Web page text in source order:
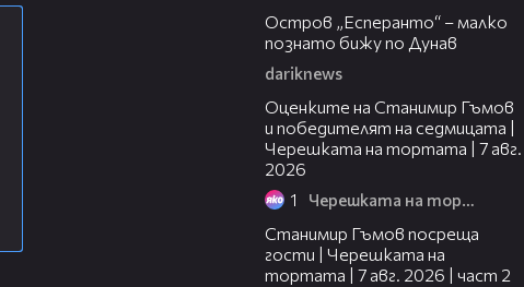
Остров „Есперанто“ – малко
познато бижу по Дунав
dariknews
Оценките на Станимир Гъмов
и победителят на седмицата |
Черешката на тортата | 7 авг.
2026
1 Черешката на тортата
Станимир Гъмов посреща
гости | Черешката на
тортата | 7 авг. 2026 | част 2